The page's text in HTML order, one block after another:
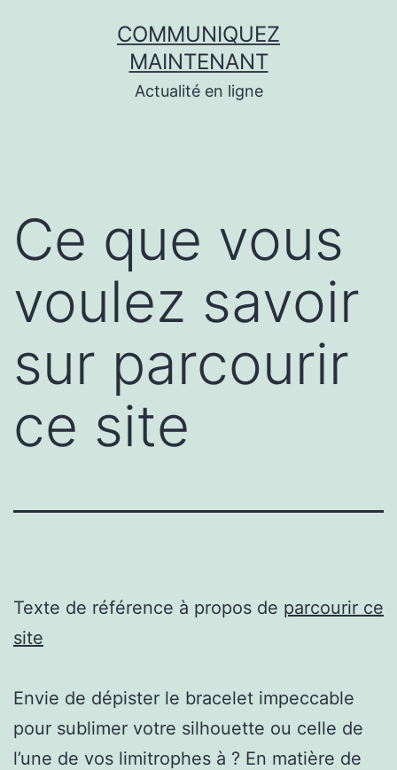
COMMUNIQUEZ
MAINTENANT
Actualité en ligne
Ce que vous
voulez savoir
sur parcourir
ce site
Texte de référence à propos de parcourir ce
site
Envie de dépister le bracelet impeccable
pour sublimer votre silhouette ou celle de
l’une de vos limitrophes à ? En matière de